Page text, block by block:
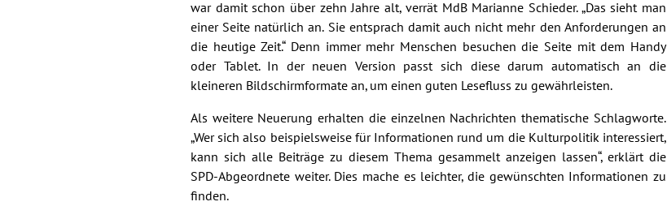
war damit schon über zehn Jahre alt, verrät MdB Marianne Schieder. „Das sieht man
einer Seite natürlich an. Sie entsprach damit auch nicht mehr den Anforderungen an
die heutige Zeit.“ Denn immer mehr Menschen besuchen die Seite mit dem Handy
oder Tablet. In der neuen Version passt sich diese darum automatisch an die
kleineren Bildschirmformate an, um einen guten Lesefluss zu gewährleisten.
Als weitere Neuerung erhalten die einzelnen Nachrichten thematische Schlagworte.
„Wer sich also beispielsweise für Informationen rund um die Kulturpolitik interessiert,
kann sich alle Beiträge zu diesem Thema gesammelt anzeigen lassen“, erklärt die
SPD-Abgeordnete weiter. Dies mache es leichter, die gewünschten Informationen zu
finden.